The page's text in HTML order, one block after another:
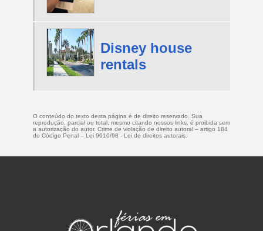
Disney house
rentals
O conteúdo do texto desta página é de direito reservado. Sua
reprodução, parcial ou total, mesmo citando nossos links, é proibida sem
a autorização do autor. Crime de violação de direito autoral – artigo 184
do Código Penal – Lei 9610/98 - Lei de direitos autorais